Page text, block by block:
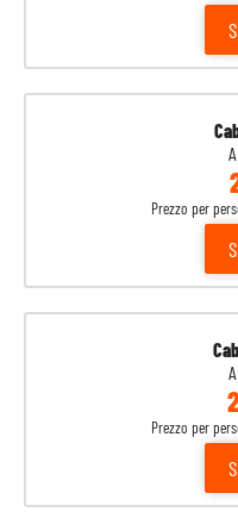
Prezzo per
Prezzo per
Messico
14